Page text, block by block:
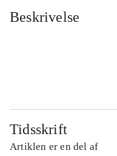
Beskrivelse
Tidsskrift
Artiklen er en del af